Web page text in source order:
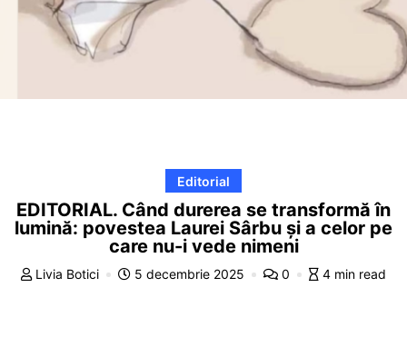
Editorial
EDITORIAL. Când durerea se transformă în
lumină: povestea Laurei Sârbu și a celor pe
care nu-i vede nimeni
Livia Botici 5 decembrie 2025 0 4 min read